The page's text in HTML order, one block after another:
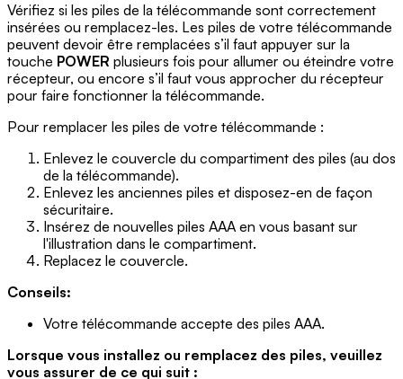
Vérifiez si les piles de la télécommande sont correctement
insérées ou remplacez-les. Les piles de votre télécommande
peuvent devoir être remplacées s’il faut appuyer sur la
touche POWER plusieurs fois pour allumer ou éteindre votre
récepteur, ou encore s’il faut vous approcher du récepteur
pour faire fonctionner la télécommande.
Pour remplacer les piles de votre télécommande :
Enlevez le couvercle du compartiment des piles (au dos
de la télécommande).
Enlevez les anciennes piles et disposez-en de façon
sécuritaire.
Insérez de nouvelles piles AAA en vous basant sur
l'illustration dans le compartiment.
Replacez le couvercle.
Conseils:
Votre télécommande accepte des piles AAA.
Lorsque vous installez ou remplacez des piles, veuillez
vous assurer de ce qui suit :